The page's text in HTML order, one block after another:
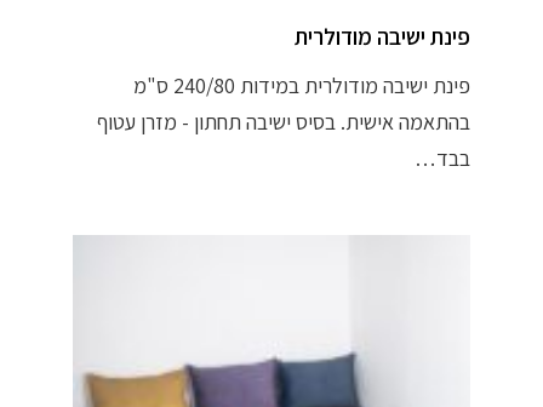
פינת ישיבה מודולרית
פינת ישיבה מודולרית במידות 240/80 ס"מ
בהתאמה אישית. בסיס ישיבה תחתון - מזרן עטוף
בבד…